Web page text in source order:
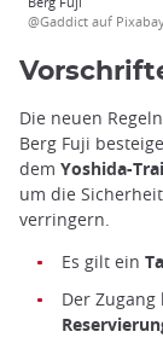
@Gaddict auf
Die neuen
Berg Fuji
dem Yoshida-
um die
verringern.
Es gilt ein
Der